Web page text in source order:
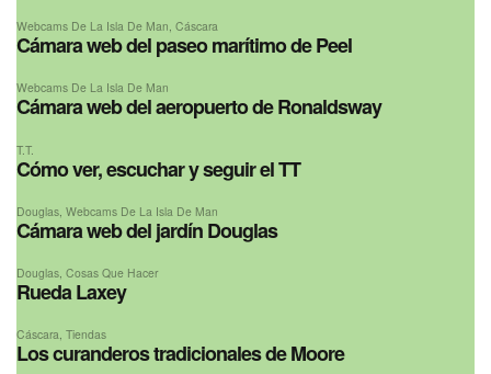
Webcams De La Isla De Man, Cáscara
Cámara web del paseo marítimo de Peel
Webcams De La Isla De Man
Cámara web del aeropuerto de Ronaldsway
T.T.
Cómo ver, escuchar y seguir el TT
Douglas Webcams De La Isla De Man
Cámara web del jardín Douglas
Douglas, Cosas Que Hacer
Rueda Laxey
Cáscara, Tiendas
Los curanderos tradicionales de Moore